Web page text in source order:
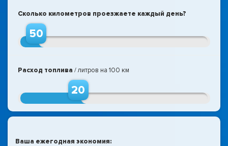
Сколько километров проезжаете каждый день?
1 км
50
500 км
Расход топлива / литров на 100 км
20
Ваша ежегодная экономия: